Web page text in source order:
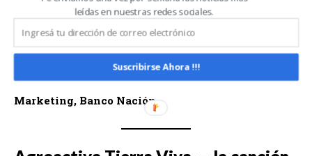
las mejores condiciones que ha ofrecido el banco en este
primer semestre en cualquiera de las exposiciones en las
que ha participado.» Ezequiel Petronelli — Gerente de
Marketing, Banco Nación
leídas en nuestras redes sociales.
Suscribirse Ahora !!!